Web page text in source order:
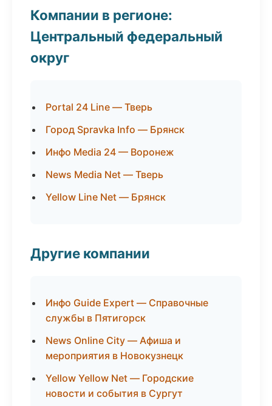
Компании в регионе:
Центральный федеральный
округ
Portal 24 Line — Тверь
Город Spravka Info — Брянск
Инфо Media 24 — Воронеж
News Media Net — Тверь
Yellow Line Net — Брянск
Другие компании
Инфо Guide Expert — Справочные
службы в Пятигорск
News Online City — Афиша и
мероприятия в Новокузнецк
Yellow Yellow Net — Городские
новости и события в Сургут